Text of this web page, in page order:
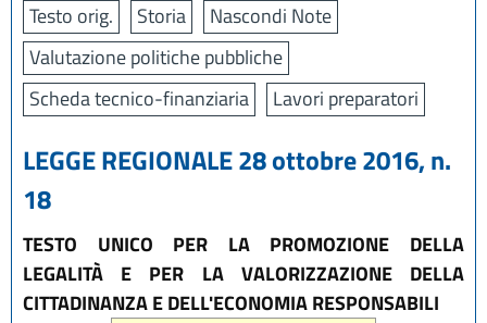
Testo orig.
Storia
Nascondi Note
Valutazione politiche pubbliche
Scheda tecnico-finanziaria
Lavori preparatori
LEGGE REGIONALE 28 ottobre 2016, n.
18
TESTO UNICO PER LA PROMOZIONE DELLA
LEGALITÀ E PER LA VALORIZZAZIONE DELLA
CITTADINANZA E DELL'ECONOMIA RESPONSABILI